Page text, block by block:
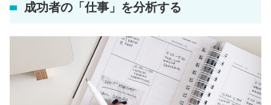
成功者の「仕事」を分析する